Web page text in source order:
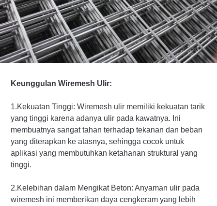
Keunggulan Wiremesh Ulir:
1.Kekuatan Tinggi: Wiremesh ulir memiliki kekuatan tarik
yang tinggi karena adanya ulir pada kawatnya. Ini
membuatnya sangat tahan terhadap tekanan dan beban
yang diterapkan ke atasnya, sehingga cocok untuk
aplikasi yang membutuhkan ketahanan struktural yang
tinggi.
2.Kelebihan dalam Mengikat Beton: Anyaman ulir pada
wiremesh ini memberikan daya cengkeram yang lebih